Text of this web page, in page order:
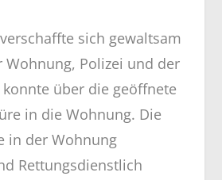
sich gewaltsam
Wohnung, Polizei und der
über die geöffnete
in die Wohnung. Die
in der Wohnung
Rettungsdienstlich